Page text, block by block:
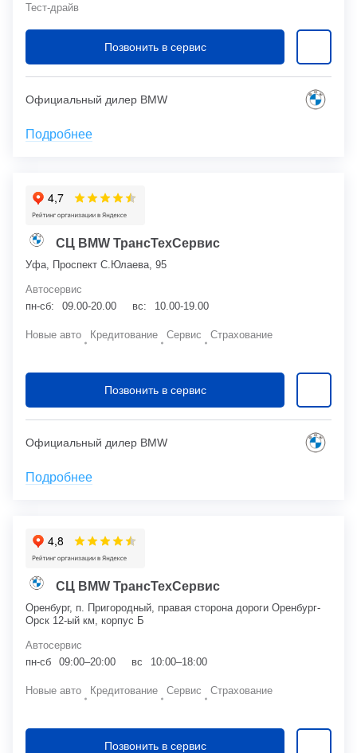
Тест-драйв
Позвонить в сервис
Официальный дилер BMW
Подробнее
СЦ BMW ТрансТехСервис
Уфа, Проспект С.Юлаева, 95
Автосервис
пн-сб:
09.00-20.00 вс: 10.00-19.00
Новые авто Кредитование Сервис Страхование
Позвонить в сервис
Официальный дилер BMW
Подробнее
СЦ BMW ТрансТехСервис
Оренбург, п. Пригородный, правая сторона дороги Оренбург-
Орск 12-ый км, корпус Б
Автосервис
пн-сб
09:00–20:00 вс 10:00–18:00
Новые авто Кредитование Сервис Страхование
Позвонить в сервис